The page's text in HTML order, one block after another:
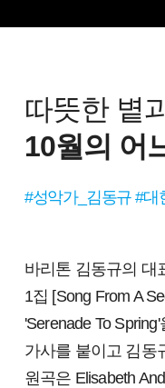
따뜻한 볕
10월의 어
#성악가_김동규 #대
바리톤 김동규의 대
1집 [Song From A
'Serenade To
가사를 붙이고 김동
원곡은 Elisabeth